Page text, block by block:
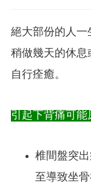
絕大部份的人一
稍做幾天的休息
自行痊癒。
引起下背痛可能
椎間盤突
至導致坐